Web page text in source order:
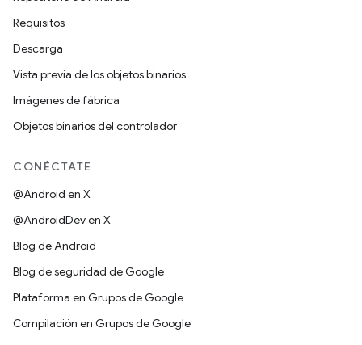
Requisitos
Descarga
Vista previa de los objetos binarios
Imágenes de fábrica
Objetos binarios del controlador
CONÉCTATE
@Android en X
@AndroidDev en X
Blog de Android
Blog de seguridad de Google
Plataforma en Grupos de Google
Compilación en Grupos de Google